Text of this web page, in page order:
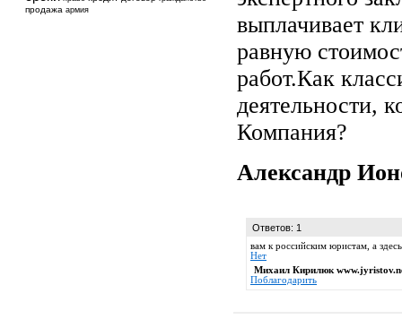
продажа армия
выплачивает
равную
работ.Как
деятельности,
Компания?
Александр
Ответов: 1
вам к российским юристам, а
Нет
Михаил Кирилюк
Поблагодарить